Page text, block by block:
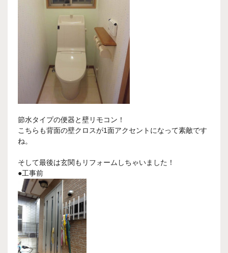
節水タイプの便器と壁リモコン！
こちらも背面の壁クロスが1面アクセントになって素敵です
ね。
そして最後は玄関もリフォームしちゃいました！
●工事前